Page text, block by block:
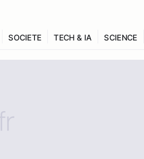
SOCIETE TECH & IA SCIENCE